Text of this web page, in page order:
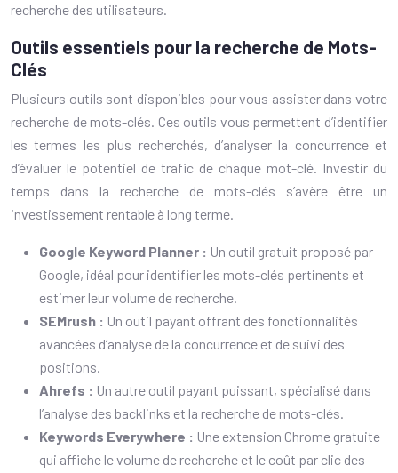
recherche des utilisateurs.
Outils essentiels pour la recherche de Mots-
Clés
Plusieurs outils sont disponibles pour vous assister dans votre
recherche de mots-clés. Ces outils vous permettent d’identifier
les termes les plus recherchés, d’analyser la concurrence et
d’évaluer le potentiel de trafic de chaque mot-clé. Investir du
temps dans la recherche de mots-clés s’avère être un
investissement rentable à long terme.
Google Keyword Planner : Un outil gratuit proposé par
Google, idéal pour identifier les mots-clés pertinents et
estimer leur volume de recherche.
SEMrush : Un outil payant offrant des fonctionnalités
avancées d’analyse de la concurrence et de suivi des
positions.
Ahrefs : Un autre outil payant puissant, spécialisé dans
l’analyse des backlinks et la recherche de mots-clés.
Keywords Everywhere : Une extension Chrome gratuite
qui affiche le volume de recherche et le coût par clic des